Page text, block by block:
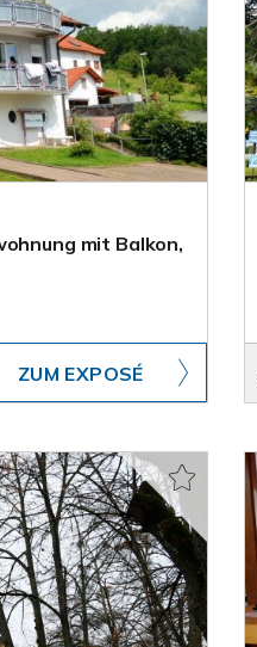
mit Balkon,
ZUM EXPOSÉ